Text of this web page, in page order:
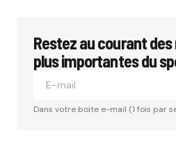
Votre adresse e-mail ne
champs obligatoires sont
Restez au courant des
plus importantes du
Dans votre boite e-mail (1 fois par